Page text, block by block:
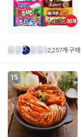
2,257개 구매
15